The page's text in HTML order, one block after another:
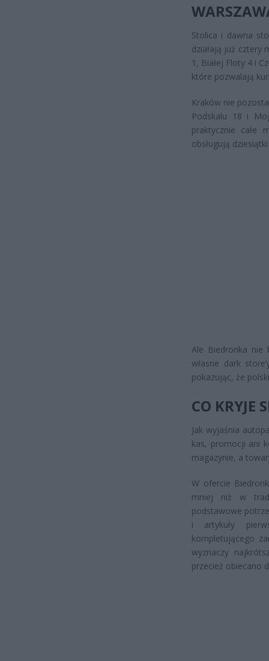
Stolica i dawna
działają już cztery
1, Białej Floty 4 i
które pozwalają
Kraków nie
Podskalu 18 i
praktycznie
obsługują
Ale Biedronka nie
własne dark
pokazując, że
CO KRYJE
Jak wyjaśnia
kas, promocji ani
magazynie, a
W ofercie
mniej niż w
podstawowe
i artykuły
kompletującego
wyznaczy
przecież obiecano